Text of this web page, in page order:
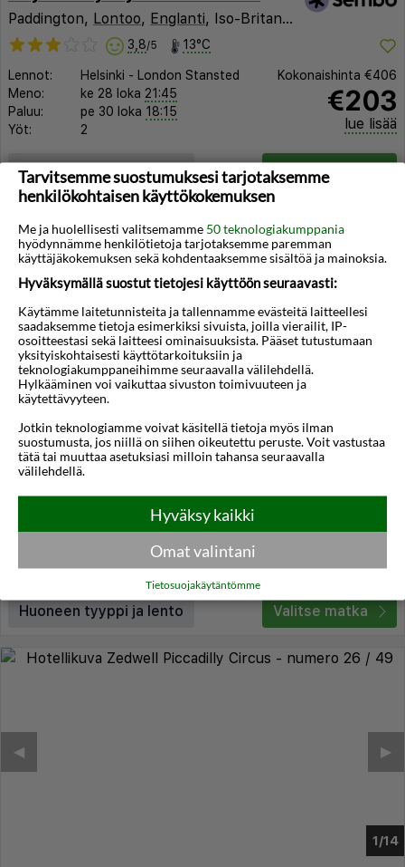
Paddington, Lontoo, Englanti, Iso-Britannia
3,8/5 13°C
Lennot: Helsinki -
London Stansted
Meno:
ke 28 loka 21:45
Paluu:
pe 30 loka 18:15
Yöt:
2
Kokonaishinta €406
€203
lue lisää
Huoneen tyyppi ja lento Valitse matka
◀︎
Berjaya Eden Park London Hotel
Lontoo ,Englanti, Iso-Britannia
London Stansted
Meno:
ke 11 marras 21:45
pe 13 marras 18:15
Yöt:
2
€205
lue lisää
Huoneen tyyppi ja lento Valitse matka
1/9
▶︎
◀︎
Tarvitsemme suostumuksesi tarjotaksemme
henkilökohtaisen käyttökokemuksen
Me ja huolellisesti valitsemamme 50 teknologiakumppania
hyödynnämme henkilötietoja tarjotaksemme paremman
käyttäjäkokemuksen sekä kohdentaaksemme sisältöä ja mainoksia.
Hyväksymällä suostut tietojesi käyttöön seuraavasti:
Käytämme laitetunnisteita ja tallennamme evästeitä laitteellesi
saadaksemme tietoja esimerkiksi sivuista, joilla vierailit, IP-
osoitteestasi sekä laitteesi ominaisuuksista. Pääset tutustumaan
yksityiskohtaisesti käyttötarkoituksiin ja
teknologiakumppaneihimme seuraavalla välilehdellä.
Hylkääminen voi vaikuttaa sivuston toimivuuteen ja
käytettävyyteen.
Jotkin teknologiamme voivat käsitellä tietoja myös ilman
suostumusta, jos niillä on siihen oikeutettu peruste. Voit vastustaa
tätä tai muuttaa asetuksiasi milloin tahansa seuraavalla
välilehdellä.
Hyväksy kaikki
Omat valintani
Tietosuojakäytäntömme